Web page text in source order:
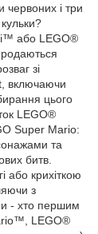
червоних і три
або LEGO®
зі
включаючи
цього
LEGO®
Super Mario:
та
битв.
або крихіткою
з
- хто першим
LEGO®